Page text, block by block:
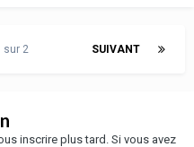
SUIVANT
sur 2
inscrire plus tard. Si vous avez